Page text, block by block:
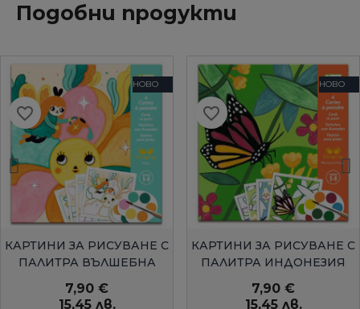
Подобни продукти
БЪРЗ ПРЕГЛЕД
НОВО
КАРТИНИ ЗА РИСУВАНЕ С
ПАЛИТРА ВЪЛШЕБНА
7,90 €
15,45 лв.
favorite_border
БЪРЗ ПРЕГЛЕД
НОВО
КАРТИНИ ЗА РИСУВАНЕ С
ПАЛИТРА ИНДОНЕЗИЯ
7,90 €
15,45 лв.
favorite_border